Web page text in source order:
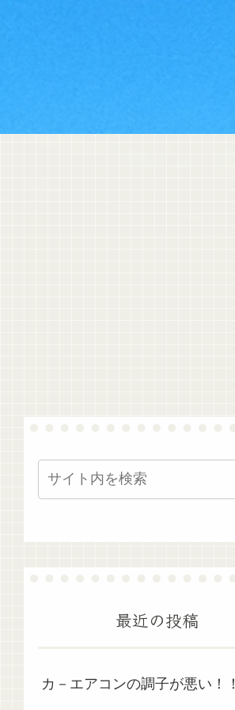
最近の投稿
カ－エアコンの調子が悪い！！